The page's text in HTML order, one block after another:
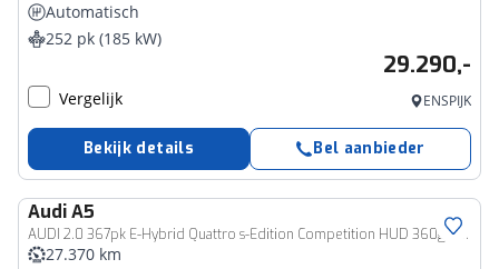
Automatisch
252 pk (185 kW)
29.290,-
Vergelijk ENSPIJK
Bekijk details Bel aanbieder
AudiA5
AUDI 2.0 367pk E-Hybrid Quattro s-Edition Competition HUD 360grCam 19
27.370 km